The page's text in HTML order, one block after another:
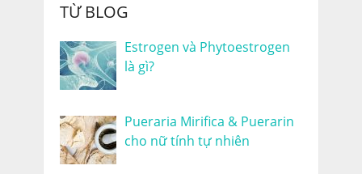
TỪ BLOG
Estrogen và Phytoestrogen
là gì?
Pueraria Mirifica & Puerarin
cho nữ tính tự nhiên